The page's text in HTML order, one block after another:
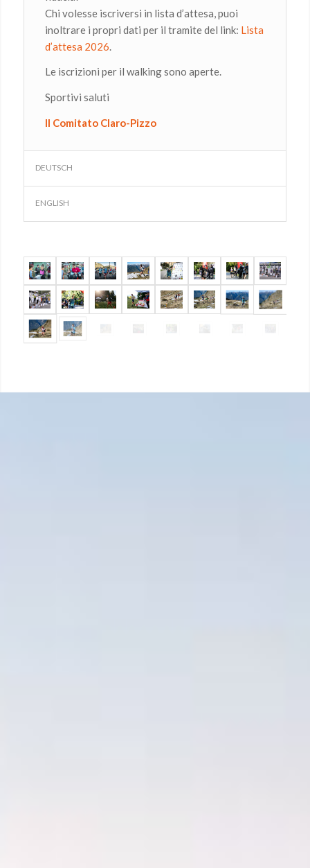
Chi volesse iscriversi in lista d’attesa, puoi
inoltrare i propri dati per il tramite del link: Lista
d’attesa 2026.
Le iscrizioni per il walking sono aperte.
Sportivi saluti
Il Comitato Claro-Pizzo
DEUTSCH
ENGLISH